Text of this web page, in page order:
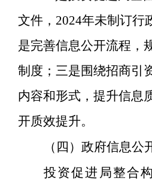
文件， 2024年未制订行
是完善信息公开流程，
制度；三是围绕招商引
内容和形式，提升信息
开质效提升。
（四） 政府信息公
投资促进局整合